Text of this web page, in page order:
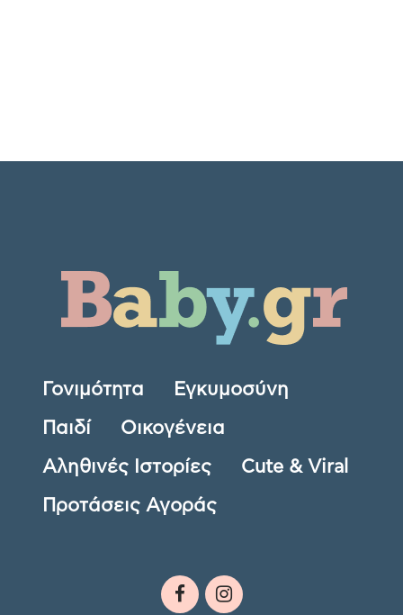
Γονιμότητα Εγκυμοσύνη
Παιδί Οικογένεια
Αληθινές Ιστορίες Cute & Viral
Προτάσεις Αγοράς